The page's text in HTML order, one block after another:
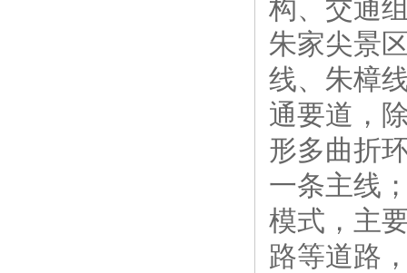
构、交通
朱家尖景
线、朱樟
通要道，
形多曲折
一条主线
模式，主
路等道路